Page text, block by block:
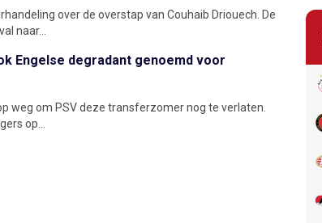
over de overstap van Couhaib Driouech. De
naar...
Engelse degradant genoemd voor
weg om PSV deze transferzomer nog te verlaten.
op...